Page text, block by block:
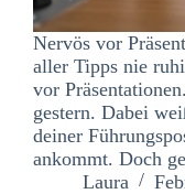
Nervös vor
aller Tipps nie
vor
gestern. Dabei
deiner
ankommt. Doch
Laura